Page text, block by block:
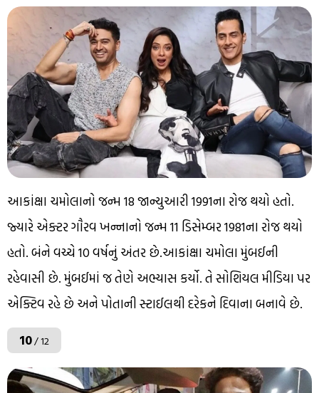
આકાંક્ષા ચમોલાનો જન્મ 18 જાન્યુઆરી 1991ના રોજ થયો હતો.
જ્યારે એક્ટર ગૌરવ ખન્નાનો જન્મ 11 ડિસેમ્બર 1981ના રોજ થયો
હતો. બંને વચ્ચે 10 વર્ષનું અંતર છે.આકાંક્ષા ચમોલા મુંબઈની
રહેવાસી છે. મુંબઈમાં જ તેણે અભ્યાસ કર્યો. તે સોશિયલ મીડિયા પર
એક્ટિવ રહે છે અને પોતાની સ્ટાઈલથી દરેકને દિવાના બનાવે છે.
10/ 12